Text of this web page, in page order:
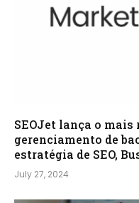
SEOJet lança o
gerenciamento de
estratégia de SEO,
July 27, 2024